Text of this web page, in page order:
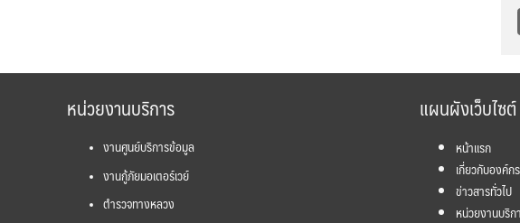
หน่วยงานบริการ
งานศูนย์บริการข้อมูล
งานกู้ภัยมอเตอร์เวย์
ตำรวจทางหลวง
แผนผังเว็บไซต์
หน้าแรก
เกี่ยวกับองค์กร
ข่าวสารทั่วไป
หน่วยงานบริก